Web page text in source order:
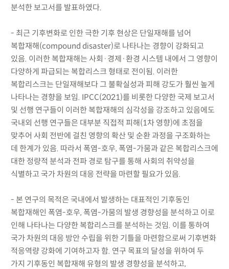
분석한 보고서를 발표하였다.
- 최근 기후변화로 인한 극한 기후 현상은 단일재해를 넘어
복합재해(compound disaster)로 나타나는 경향이 강화되고
있음. 이러한 복합재해는 사회·경제·환경 시스템 내에서 그 영향이
다양하게 파급되는 복합리스크 형태로 전이됨. 이러한
복합리스크는 단일재해보다 그 불확실성과 피해 강도가 훨씬 높게
나타나는 경향을 보임. IPCC(2021)를 비롯한 다양한 국제 보고서
및 선행 연구들이 이러한 복합재해의 심각성을 강조하고 있음에도
국내외 선행 연구들은 대부분 직접적 피해(1차 영향)에 초점을
맞추어 사회 전반에 걸친 영향의 확산 및 순환 과정을 구조화하는
데 한계가 있음. 따라서 폭염-호우, 폭염-가뭄과 같은 복합리스크에
대한 정량적 분석과 전파 경로 탐구를 통해 사회의 취약성을
식별하고 국가 차원의 대응 전략을 마련할 필요가 있음.
- 본 연구의 목적은 국내에서 발생하는 대표적인 기후동인
복합재해인 폭염-호우, 폭염-가뭄의 발생 경향성을 분석하고 이로
인해 나타나는 다양한 복합리스크를 분석하는 것임. 이를 통하여
국가 차원의 대응 방안 수립을 위한 기틀을 마련함으로써 기후변화
적응역량 강화에 기여하고자 함. 연구 목표의 달성을 위하여 두
가지 기후동인 복합재해 유형의 발생 경향성을 분석하고,